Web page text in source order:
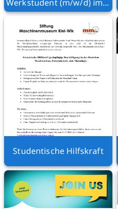
Werkstudent (m/w/d) im
Referat V 40 „Grundsatz-
und
Förderangelegenheiten“
Studentische Hilfskraft